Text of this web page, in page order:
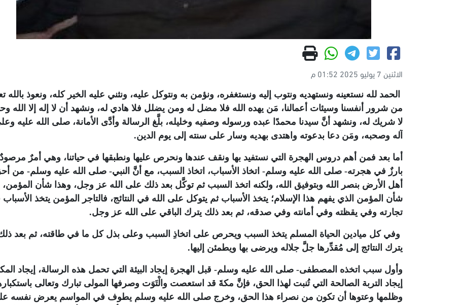
الاثنين 7 يوليو 2025 01:52 م
الحمد لله نستعينه ونستهديه ونتوب إليه ونستغفره، ونؤمن به ونتوكل عليه، ونثني عليه الخير كله، ونعوذ بالله
من شرور أنفسنا وسيئات أعمالنا، مَن يهده الله فلا مضل له ومن يضلل فلا هادي له، ونشهد أن لا إله إلا الله
لا شريك له، ونشهد أنَّ سيدنا محمدًا عبده ورسوله وصفيه وخليله، بلَّغ الرسالة وأدَّى الأمانة، صلى الله عليه
آله وصحبه، ومَن دعا بدعوته واهتدى بهديه وسار على سنته إلى يوم الدين.
أما بعد فمن أهم دروس الهجرة التي نستفيد بها ونقف عندها ونحرص عليها ونطبقها في حياتنا، وهي أمرٌ مرصودٌ
بارزٌ في هجرته- صلى الله عليه وسلم- اتخاذ الأسباب، اتخاذ السبب، مع أنَّ النبي- صلى الله عليه وسلم- من
أهل الأرض بنصر الله وبتوفيق الله، ولكنه اتخذ السبب ثم توكَّل بعد ذلك على الله عز وجل، وهذا شأن المؤمن،
شأن المؤمن الذي يفهم هذا الإسلام؛ يتخذ الأسباب ثم يتوكل على الله في النتائج، فالتاجر المؤمن يتخذ
تجارته وفي يقظته وفي أمانته وفي صدقه، ثم بعد ذلك يترك الباقي على الله عز وجل.
وفي كل ميادين الحياة المسلم يتخذ السبب ويحرص على اتخاذِ السبب وعلى بذل كل ما في طاقته، ثم بعد
يترك النتائج إلى مُقدِّرها جلَّ جلاله ويرضى بها ويطمئن إليها.
وأول سبب اتخذه المصطفى- صلى الله عليه وسلم- قبل الهجرة إيجاد البيئة التي تحمل هذه الرسالة، إيجاد
إيجاد التربة الصالحة التي تُنبت لهذا الحق، فإنَّ مكةَ قد استعصت والْتَوَت وصرفها المولى تبارك وتعالى
وظلمها وعتوها أن تكون من نصراء هذا الحق، وخرج صلى الله عليه وسلم يطوف في المواسم يعرض نفسه